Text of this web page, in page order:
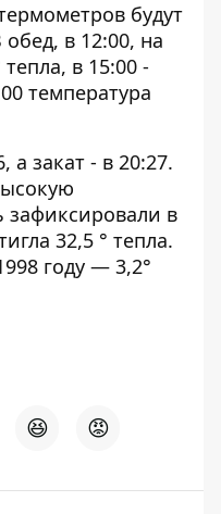
будут
в 12:00, на
в 15:00 -
температура
а закат - в 20:27.
зафиксировали в
32,5 ° тепла.
году — 3,2°
😆 😡